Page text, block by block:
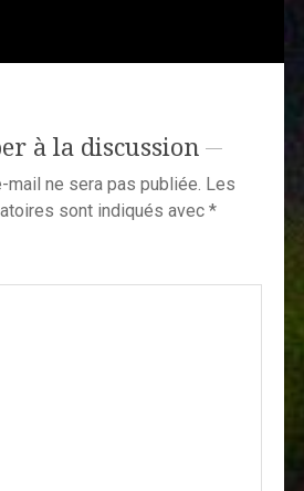
à la discussion
ne sera pas publiée. Les
sont indiqués avec *